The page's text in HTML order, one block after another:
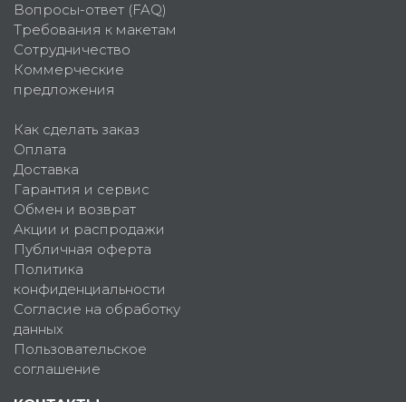
Вопросы-ответ (FAQ)
Требования к макетам
Сотрудничество
Коммерческие
предложения
Как сделать заказ
Оплата
Доставка
Гарантия и сервис
Обмен и возврат
Акции и распродажи
Публичная оферта
Политика
конфиденциальности
Согласие на обработку
данных
Пользовательское
соглашение